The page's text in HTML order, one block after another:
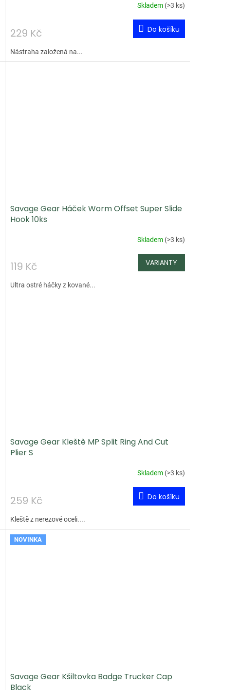
Skladem (>3 ks)
229 Kč Do košíku
Nástraha založená na...
Savage Gear Háček Worm Offset Super Slide
Hook 10ks
Skladem (>3 ks)
119 Kč
Ultra ostré háčky z kované...
Savage Gear Kleště MP Split Ring And Cut
Plier S
Skladem (>3 ks)
259 Kč Do košíku
Kleště z nerezové oceli....
NOVINKA
Savage Gear Kšiltovka Badge Trucker Cap
Black